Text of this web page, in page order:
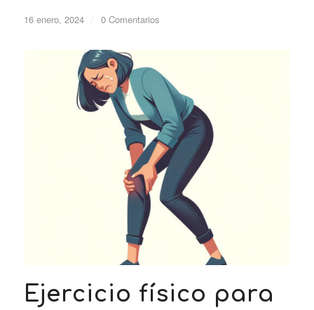
16 enero, 2024 / 0 Comentarios
Ejercicio físico para